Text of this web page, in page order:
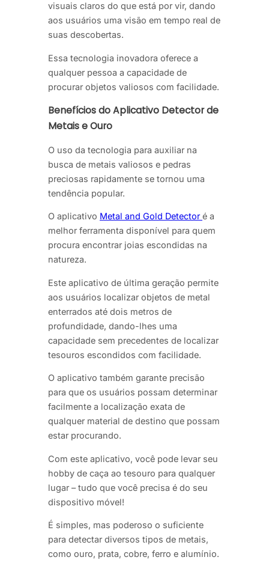
visuais claros do que está por vir, dando
aos usuários uma visão em tempo real de
suas descobertas.
Essa tecnologia inovadora oferece a
qualquer pessoa a capacidade de
procurar objetos valiosos com facilidade.
Benefícios do Aplicativo Detector de
Metais e Ouro
O uso da tecnologia para auxiliar na
busca de metais valiosos e pedras
preciosas rapidamente se tornou uma
tendência popular.
O aplicativo Metal and Gold Detectoré a
melhor ferramenta disponível para quem
procura encontrar joias escondidas na
natureza.
Este aplicativo de última geração permite
aos usuários localizar objetos de metal
enterrados até dois metros de
profundidade, dando-lhes uma
capacidade sem precedentes de localizar
tesouros escondidos com facilidade.
O aplicativo também garante precisão
para que os usuários possam determinar
facilmente a localização exata de
qualquer material de destino que possam
estar procurando.
Com este aplicativo, você pode levar seu
hobby de caça ao tesouro para qualquer
lugar – tudo que você precisa é do seu
dispositivo móvel!
É simples, mas poderoso o suficiente
para detectar diversos tipos de metais,
como ouro, prata, cobre, ferro e alumínio.